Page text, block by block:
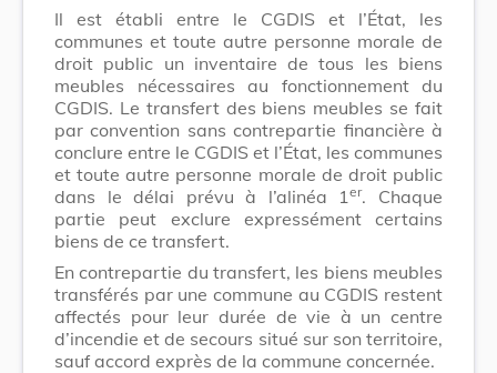
Il est établi entre le CGDIS et l’État, les
communes et toute autre personne morale de
droit public un inventaire de tous les biens
meubles nécessaires au fonctionnement du
CGDIS. Le transfert des biens meubles se fait
par convention sans contrepartie financière à
conclure entre le CGDIS et l’État, les communes
et toute autre personne morale de droit public
dans le délai prévu à l’alinéa 1er. Chaque
partie peut exclure expressément certains
biens de ce transfert.
En contrepartie du transfert, les biens meubles
transférés par une commune au CGDIS restent
affectés pour leur durée de vie à un centre
d’incendie et de secours situé sur son territoire,
sauf accord exprès de la commune concernée.